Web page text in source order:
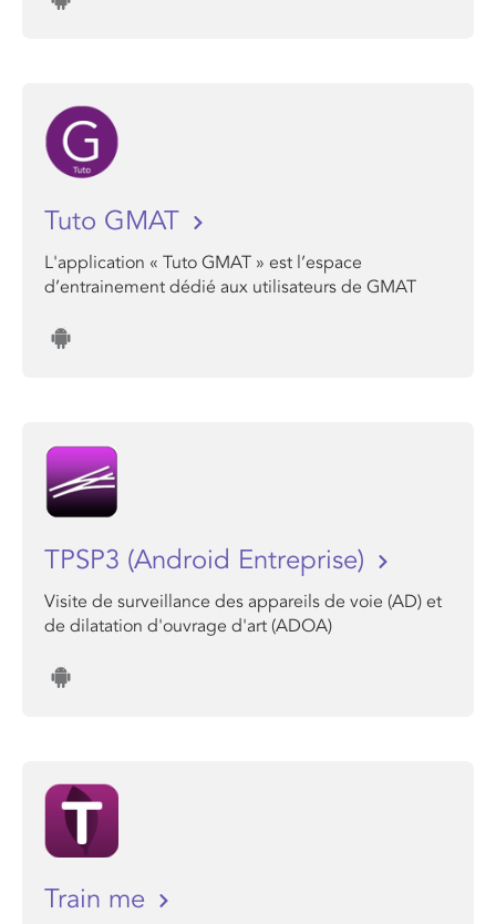
Tuto GMAT
L'application « Tuto GMAT » est l’espace
d’entrainement dédié aux utilisateurs de GMAT
TPSP3 (Android Entreprise)
Visite de surveillance des appareils de voie (AD) et
de dilatation d'ouvrage d'art (ADOA)
Train me